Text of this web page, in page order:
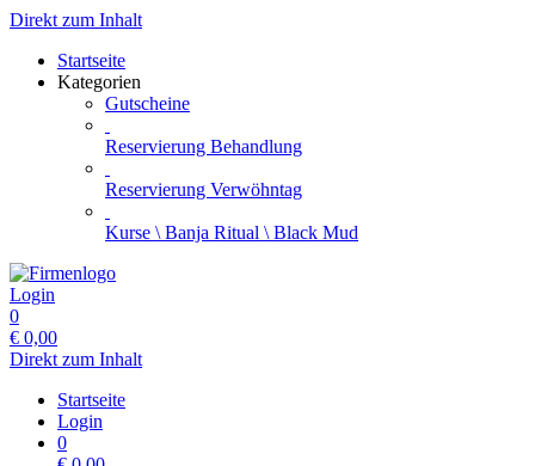
Direkt zum Inhalt
Startseite
Kategorien
Gutscheine
Reservierung Behandlung
Reservierung Verwöhntag
Kurse \ Banja Ritual \ Black Mud
Login
0
€ 0,00
Direkt zum Inhalt
Startseite
Login
0